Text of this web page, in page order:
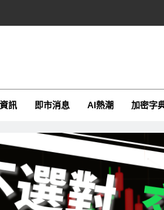
Cftime.io
CFTime與你一同探索有關AI
訊
即市消息 AI熱潮 加密字